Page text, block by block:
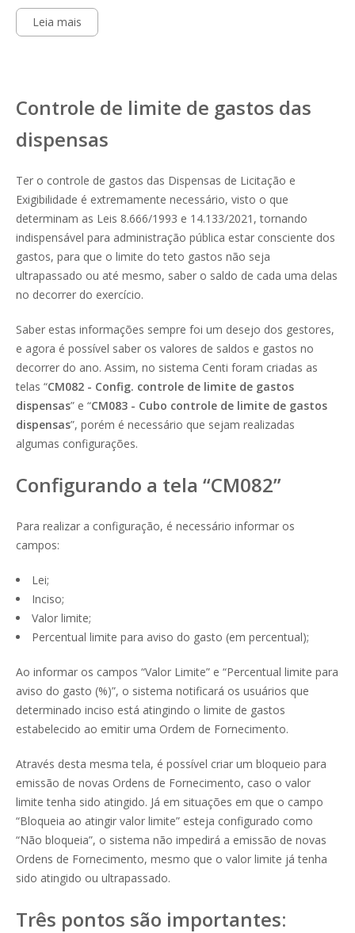
Leia mais
Controle de limite de gastos das
dispensas
Ter o controle de gastos das Dispensas de Licitação e
Exigibilidade é extremamente necessário, visto o que
determinam as Leis 8.666/1993 e 14.133/2021, tornando
indispensável para administração pública estar consciente dos
gastos, para que o limite do teto gastos não seja
ultrapassado ou até mesmo, saber o saldo de cada uma delas
no decorrer do exercício.
Saber estas informações sempre foi um desejo dos gestores,
e agora é possível saber os valores de saldos e gastos no
decorrer do ano. Assim, no sistema Centi foram criadas as
telas “CM082 - Config. controle de limite de gastos
dispensas” e “CM083 - Cubo controle de limite de gastos
dispensas”, porém é necessário que sejam realizadas
algumas configurações.
Configurando a tela “CM082”
Para realizar a configuração, é necessário informar os
campos:
Lei;
Inciso;
Valor limite;
Percentual limite para aviso do gasto (em percentual);
Ao informar os campos “Valor Limite” e “Percentual limite para
aviso do gasto (%)”, o sistema notificará os usuários que
determinado inciso está atingindo o limite de gastos
estabelecido ao emitir uma Ordem de Fornecimento.
Através desta mesma tela, é possível criar um bloqueio para
emissão de novas Ordens de Fornecimento, caso o valor
limite tenha sido atingido. Já em situações em que o campo
“Bloqueia ao atingir valor limite” esteja configurado como
“Não bloqueia”, o sistema não impedirá a emissão de novas
Ordens de Fornecimento, mesmo que o valor limite já tenha
sido atingido ou ultrapassado.
Três pontos são importantes: